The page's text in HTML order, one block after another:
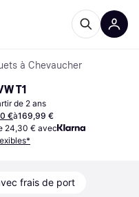
à Chevaucher
T1
de 2 ans
€à169,99 €
24,30 € avec
frais de port